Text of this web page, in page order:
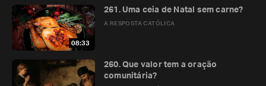
08:33
A RESPOSTA CATÓLICA
261. Uma ceia de Natal sem carne?
260. Que valor tem a oração
comunitária?